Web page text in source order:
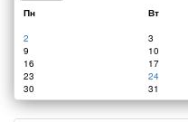
Пн Вт
2
3
9
10
16
17
23
24
30
31